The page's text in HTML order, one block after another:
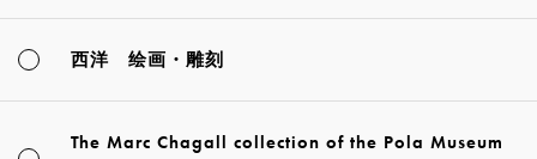
西洋 绘画・雕刻
The Marc Chagall collection of the Pola Museum